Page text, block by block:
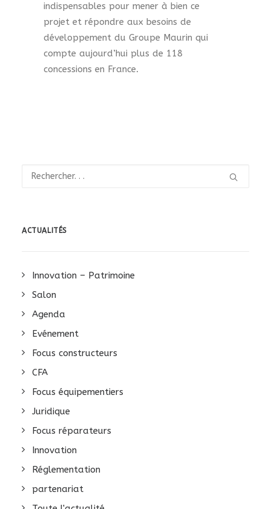
indispensables pour mener à bien ce
projet et répondre aux besoins de
développement du Groupe Maurin qui
compte aujourd’hui plus de 118
concessions en France.
ACTUALITÉS
Innovation – Patrimoine
Salon
Agenda
Evénement
Focus constructeurs
CFA
Focus équipementiers
Juridique
Focus réparateurs
Innovation
Réglementation
partenariat